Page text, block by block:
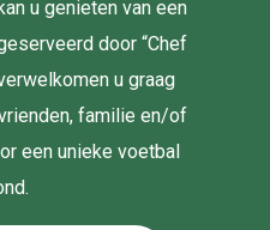
u genieten van een
door “Chef
u graag
familie en/of
een unieke voetbal